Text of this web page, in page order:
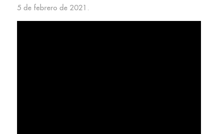
5 de febrero de 2021.